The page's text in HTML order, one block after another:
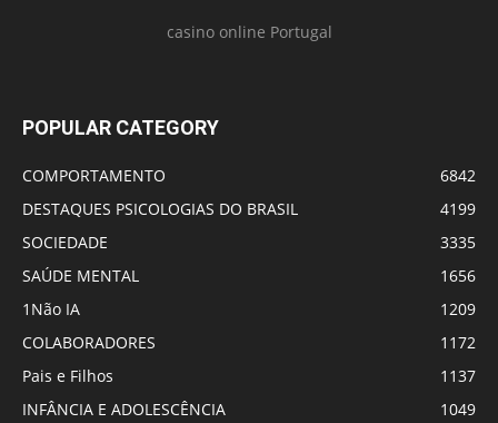
casino online Portugal
POPULAR CATEGORY
COMPORTAMENTO
6842
DESTAQUES PSICOLOGIAS DO BRASIL
4199
SOCIEDADE
3335
SAÚDE MENTAL
1656
1Não IA
1209
COLABORADORES
1172
Pais e Filhos
1137
INFÂNCIA E ADOLESCÊNCIA
1049